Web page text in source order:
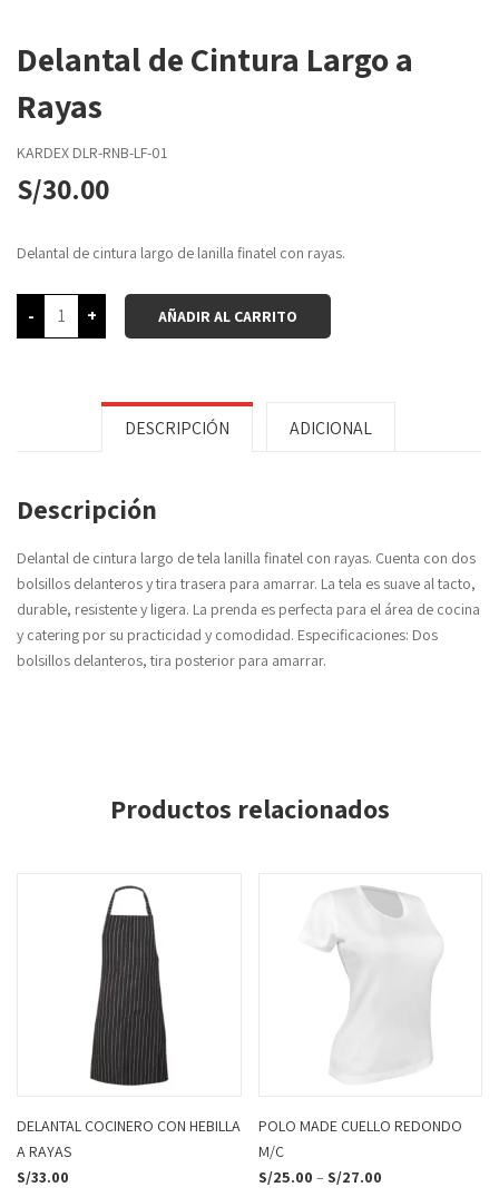
Delantal de Cintura Largo a
Rayas
KARDEX DLR-RNB-LF-01
S/30.00
Delantal de cintura largo de lanilla finatel con rayas.
- + AÑADIR AL CARRITO
DESCRIPCIÓN ADICIONAL
Descripción
Delantal de cintura largo de tela lanilla finatel con rayas. Cuenta con dos
bolsillos delanteros y tira trasera para amarrar. La tela es suave al tacto,
durable, resistente y ligera. La prenda es perfecta para el área de cocina
y catering por su practicidad y comodidad. Especificaciones: Dos
bolsillos delanteros, tira posterior para amarrar.
Productos relacionados
DELANTAL COCINERO CON HEBILLA
A RAYAS
S/33.00
POLO MADE CUELLO REDONDO
M/C
S/25.00 – S/27.00